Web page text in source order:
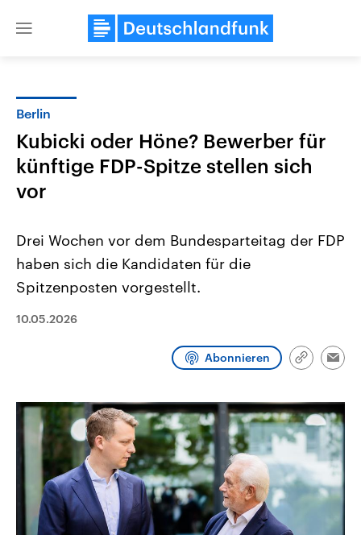
Close
USA
Aktuelle Beiträge, Analysen und
Wirtschaftlich und militärisch
den mächtigsten Ländern der Erde, Region wieder die Gewalt
Israel möchte die Hamas
Diese wird wie die
Sendungen Programm Podcasts
Audio-Archiv
Berlin
Kubicki oder Höne? Bewerber für
künftige FDP-Spitze stellen sich
vor
Drei Wochen vor dem Bundesparteitag der FDP
haben sich die Kandidaten für die
Spitzenposten vorgestellt.
10.05.2026
Abonnieren
Link